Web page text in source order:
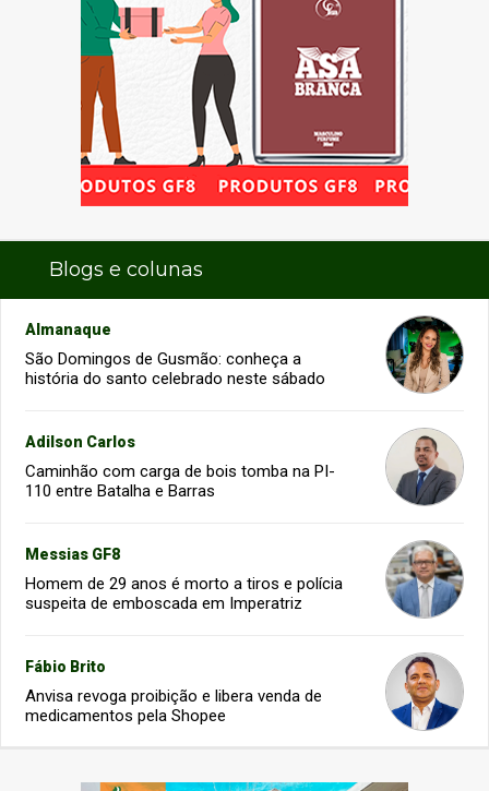
Blogs e colunas
Almanaque
São Domingos de Gusmão: conheça a
história do santo celebrado neste sábado
Adilson Carlos
Caminhão com carga de bois tomba na PI-
110 entre Batalha e Barras
Messias GF8
Homem de 29 anos é morto a tiros e polícia
suspeita de emboscada em Imperatriz
Fábio Brito
Anvisa revoga proibição e libera venda de
medicamentos pela Shopee